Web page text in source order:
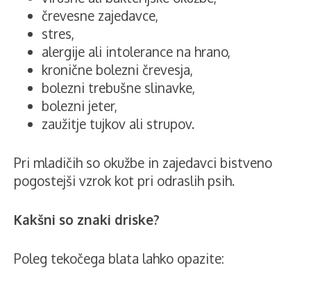
črevesne zajedavce,
stres,
alergije ali intolerance na hrano,
kronične bolezni črevesja,
bolezni trebušne slinavke,
bolezni jeter,
zaužitje tujkov ali strupov.
Pri mladičih so okužbe in zajedavci bistveno
pogostejši vzrok kot pri odraslih psih.
Kakšni so znaki driske?
Poleg tekočega blata lahko opazite: